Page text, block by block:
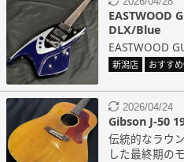
EASTWOOD
DLX/Blue
EASTWOOD
新潟店 おすす
2026/04/24
Gibson J-50
伝統的なラウ
した最終期の